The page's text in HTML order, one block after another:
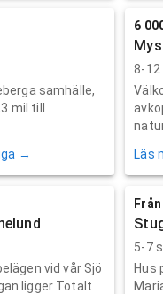
samhälle,
mil till
→
6
8-
Läs
vid vår Sjö
ligger Totalt
5-7
Hus